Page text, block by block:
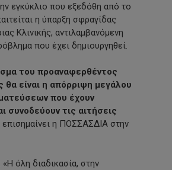
εγκύκλιο που εξεδόθη από το
η ύπαρξη σφραγίδας
Κλινικής, αντιλαμβανόμενη
που έχει δημιουργηθεί.
του προαναφερθέντος
θα είναι η απόρριψη μεγάλου
που έχουν
συνοδεύουν τις αιτήσεις
επισημαίνει η ΠΟΣΣΑΣΔΙΑ στην
«Η όλη διαδικασία, στην